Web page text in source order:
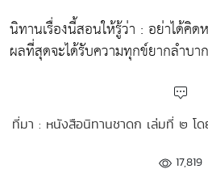
นิทานเรื่องนี้สอนให้รู้ว่า : อย่าได้คิ
ผลที่สุดจะได้รับความทุกข์ยากลำบาก
ที่มา : หนังสือนิทานชาดก เล่มที่ ๒ โ
17,819